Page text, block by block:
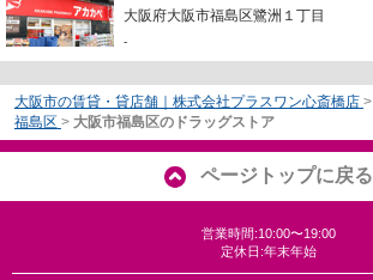
大阪府大阪市福島区鷺洲１丁目
-
大阪市の賃貸・貸店舗｜株式会社プラスワン心斎橋店 >
福島区 > 大阪市福島区のドラッグストア
ページトップに戻る
営業時間:10:00〜19:00
定休日:年末年始